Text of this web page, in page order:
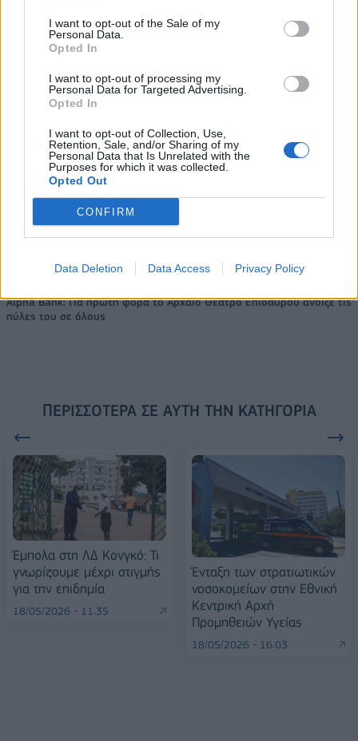
I want to opt-out of the Sale of my
Personal Data.
Opted In
I want to opt-out of processing my
Personal Data for Targeted Advertising.
Opted In
I want to opt-out of Collection, Use,
Retention, Sale, and/or Sharing of my
Personal Data that Is Unrelated with the
Purposes for which it was collected.
Opted Out
CONFIRM
Data Deletion Data Access Privacy Policy
18.990 ευρώ
συνεχίζουν μαζί: Ανανέωση της
συνεργασίας τους μέχρι το
2028
18η συνεχόμενη χρονιά για τον ΟΤΕ στη διεθνή σειρά δεικτών
FTSE4Good
Alpha Bank: Για πρώτη φορά το Αρχαίο Θέατρο Επιδαύρου άνοιξε τις
πύλες του σε όλους
ΠΕΡΙΣΣΌΤΕΡΑ ΣΕ ΑΥΤΉ ΤΗΝ ΚΑΤΗΓΟΡΊΑ
Έμπολα στη ΛΔ Κονγκό: Τι
γνωρίζουμε μέχρι στιγμής
για την επιδημία
18/05/2026 - 11:35
Ένταξη των στρατιωτικών
νοσοκομείων στην Εθνική
Κεντρική Αρχή
Προμηθειών Υγείας
18/05/2026 - 16:03